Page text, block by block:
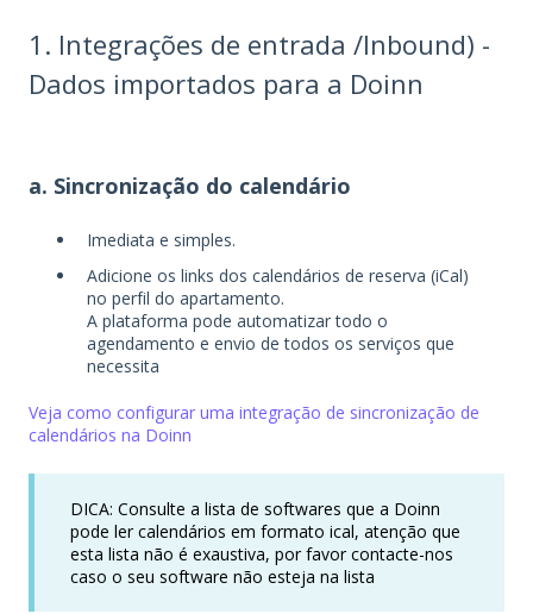
1. Integrações de entrada /Inbound) -
Dados importados para a Doinn
a. Sincronização do calendário
Imediata e simples.
Adicione os links dos calendários de reserva (iCal)
no perfil do apartamento.
A plataforma pode automatizar todo o
agendamento e envio de todos os serviços que
necessita
Veja como configurar uma integração de sincronização de
calendários na Doinn
DICA: Consulte a lista de softwares que a Doinn
pode ler calendários em formato ical, atenção que
esta lista não é exaustiva, por favor contacte-nos
caso o seu software não esteja na lista